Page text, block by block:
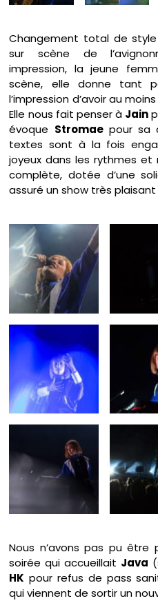
Changement total de style
sur scène de
impression, la jeune
scène, elle donne tant
l’impression d’avoir au
Elle nous fait penser à Jain
évoque Stromaepour sa
textes sont à la fois
joyeux dans les rythmes et
complète, dotée d’une
assuré un show très
Nous n’avons pas pu être
soirée qui accueillait Java
HK pour refus de pass
qui viennent de sortir un